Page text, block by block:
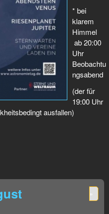
* bei
klarem
Himmel
ab 20:00
Uhr
Beobachtu
ngsabend
(der für
19:00 Uhr
ausfallen)
»